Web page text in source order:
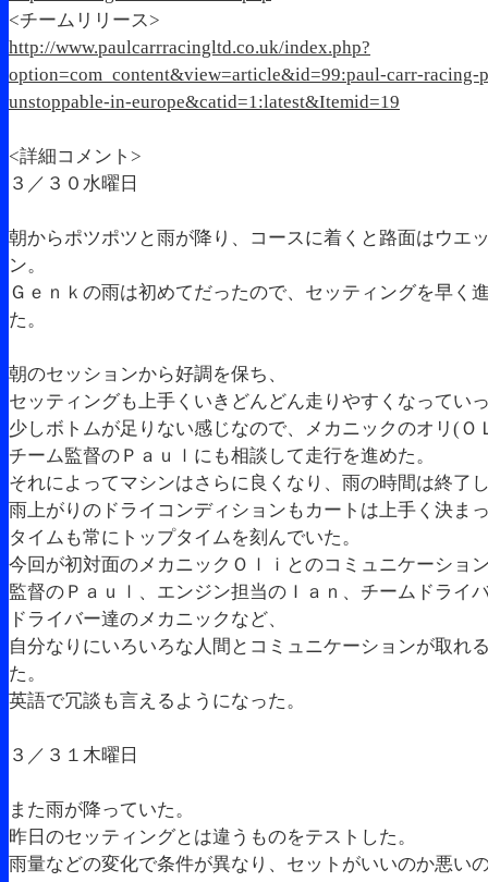
<チームリリース>
http://www.paulcarrracingltd.co.uk/index.php?
option=com_content&view=article&id=99:paul-carr-racing-
unstoppable-in-europe&catid=1:latest&Itemid=19
<詳細コメント>
３／３０水曜日
朝からポツポツと雨が降り、コースに着くと路面はウエ
ン。
Ｇｅｎｋの雨は初めてだったので、セッティングを早く
た。
朝のセッションから好調を保ち、
セッティングも上手くいきどんどん走りやすくなってい
少しボトムが足りない感じなので、メカニックのオリ(Ｏ
チーム監督のＰａｕｌにも相談して走行を進めた。
それによってマシンはさらに良くなり、雨の時間は終了
雨上がりのドライコンディションもカートは上手く決ま
タイムも常にトップタイムを刻んでいた。
今回が初対面のメカニックＯｌｉとのコミュニケーショ
監督のＰａｕｌ、エンジン担当のＩａｎ、チームドライ
ドライバー達のメカニックなど、
自分なりにいろいろな人間とコミュニケーションが取れ
た。
英語で冗談も言えるようになった。
３／３１木曜日
また雨が降っていた。
昨日のセッティングとは違うものをテストした。
雨量などの変化で条件が異なり、セットがいいのか悪い